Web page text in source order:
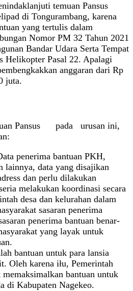
temuan Pansus
di Tongurambang, karena
yang tertulis dalam
Nomor PM 32 Tahun 2021
Bandar Udara Serta Tempat
Helikopter Pasal 22. Apalagi
anggaran dari Rp
juta.
Pansus pada urusan ini,
penerima bantuan PKH,
lainnya, data yang disajikan
dan perlu dilakukan
melakukan koordinasi secara
desa dan kelurahan dalam
sasaran penerima
penerima bantuan benar-
yang layak untuk
bantuan untuk para lansia
Oleh karena iłu, Pemerintah
memaksimalkan bantuan untuk
di Kabupaten Nagekeo.